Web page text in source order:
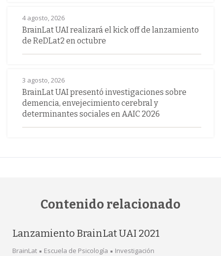
4 agosto, 2026
BrainLat UAI realizará el kick off de lanzamiento
de ReDLat2 en octubre
3 agosto, 2026
BrainLat UAI presentó investigaciones sobre
demencia, envejecimiento cerebral y
determinantes sociales en AAIC 2026
Contenido relacionado
Lanzamiento BrainLat UAI 2021
BrainLat Escuela de Psicología Investigación